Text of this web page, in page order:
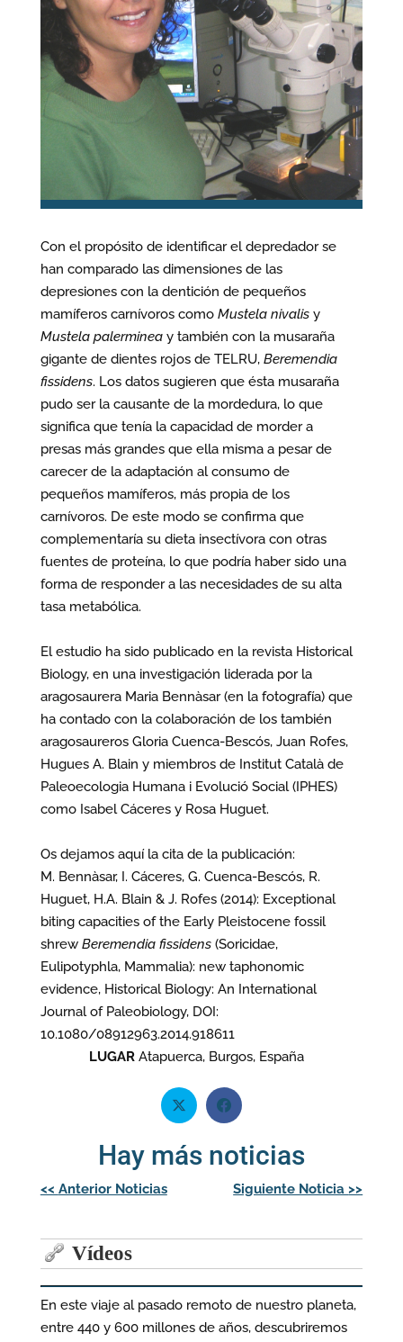
Con el propósito de identificar el depredador se
han comparado las dimensiones de las
depresiones con la dentición de pequeños
mamíferos carnívoros como Mustela nivalisy
Mustela palerminea y también con la musaraña
gigante de dientes rojos de TELRU, Beremendia
fissidens. Los datos sugieren que ésta musaraña
pudo ser la causante de la mordedura, lo que
significa que tenía la capacidad de morder a
presas más grandes que ella misma a pesar de
carecer de la adaptación al consumo de
pequeños mamíferos, más propia de los
carnívoros. De este modo se confirma que
complementaría su dieta insectívora con otras
fuentes de proteína, lo que podría haber sido una
forma de responder a las necesidades de su alta
tasa metabólica.
El estudio ha sido publicado en la revista Historical
Biology, en una investigación liderada por la
aragosaurera Maria Bennàsar (en la fotografía) que
ha contado con la colaboración de los también
aragosaureros Gloria Cuenca-Bescós, Juan Rofes,
Hugues A. Blain y miembros de Institut Català de
Paleoecologia Humana i Evolució Social (IPHES)
como Isabel Cáceres y Rosa Huguet.
Os dejamos aquí la cita de la publicación:
M. Bennàsar, I. Cáceres, G. Cuenca-Bescós, R.
Huguet, H.A. Blain & J. Rofes (2014): Exceptional
biting capacities of the Early Pleistocene fossil
shrew Beremendia fissidens (Soricidae,
Eulipotyphla, Mammalia): new taphonomic
evidence, Historical Biology: An International
Journal of Paleobiology, DOI:
10.1080/08912963.2014.918611
LUGAR Atapuerca, Burgos, España
Hay más noticias
Navegación
de
<< Anterior Noticias Siguiente Noticia >>
Vídeos
En este viaje al pasado remoto de nuestro planeta,
entre 440 y 600 millones de años, descubriremos